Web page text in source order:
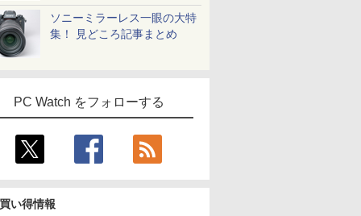
ソニーミラーレス一眼の大特
集！ 見どころ記事まとめ
PC Watch をフォローする
い得情報